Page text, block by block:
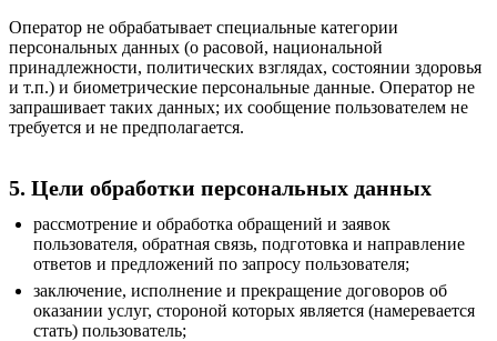
Оператор не обрабатывает специальные категории
персональных данных (о расовой, национальной
принадлежности, политических взглядах, состоянии здоровья
и т.п.) и биометрические персональные данные. Оператор не
запрашивает таких данных; их сообщение пользователем не
требуется и не предполагается.
5. Цели обработки персональных данных
рассмотрение и обработка обращений и заявок
пользователя, обратная связь, подготовка и направление
ответов и предложений по запросу пользователя;
заключение, исполнение и прекращение договоров об
оказании услуг, стороной которых является (намеревается
стать) пользователь;